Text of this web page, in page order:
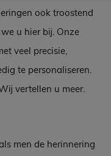
ook troostend
u hier bij. Onze
veel precisie,
te personaliseren.
vertellen u meer.
men de herinnering